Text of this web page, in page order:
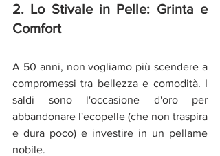
2. Lo Stivale in Pelle: Grinta e
Comfort
A 50 anni, non vogliamo più scendere a
compromessi tra bellezza e comodità. I
saldi sono l'occasione d'oro per
abbandonare l'ecopelle (che non traspira
e dura poco) e investire in un pellame
nobile.